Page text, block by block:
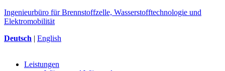
Ingenieurbüro für Brennstoffzelle, Wasserstofftechnologie und
Elektromobilität
Deutsch | English
Leistungen